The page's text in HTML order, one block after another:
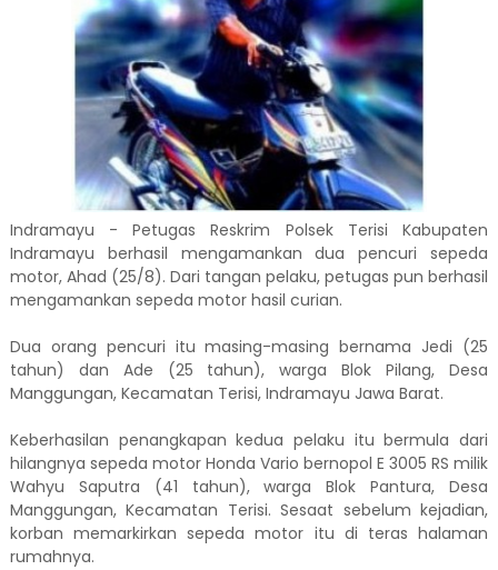
Indramayu - Petugas Reskrim Polsek Terisi Kabupaten
Indramayu berhasil mengamankan dua pencuri sepeda
motor, Ahad (25/8). Dari tangan pelaku, petugas pun berhasil
mengamankan sepeda motor hasil curian.
Dua orang pencuri itu masing-masing bernama Jedi (25
tahun) dan Ade (25 tahun), warga Blok Pilang, Desa
Manggungan, Kecamatan Terisi, Indramayu Jawa Barat.
Keberhasilan penangkapan kedua pelaku itu bermula dari
hilangnya sepeda motor Honda Vario bernopol E 3005 RS milik
Wahyu Saputra (41 tahun), warga Blok Pantura, Desa
Manggungan, Kecamatan Terisi. Sesaat sebelum kejadian,
korban memarkirkan sepeda motor itu di teras halaman
rumahnya.